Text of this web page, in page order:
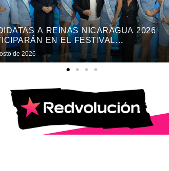
A REINAS NICARAGUA 2026
EN EL FESTIVAL
DE LAS ARTES, CULTURA Y